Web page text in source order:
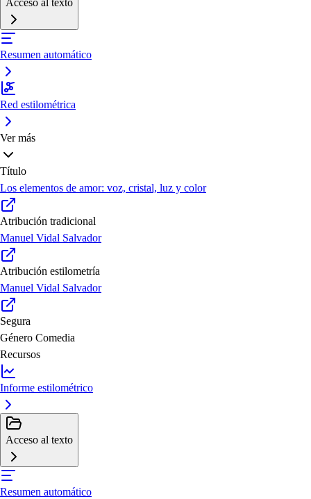
Acceso al texto
Resumen automático
Red estilométrica
Ver más
Título
Los elementos de amor: voz, cristal, luz y color
Atribución tradicional
Manuel Vidal Salvador
Atribución estilometría
Manuel Vidal Salvador
Segura
Género Comedia
Recursos
Informe estilométrico
Acceso al texto
Resumen automático